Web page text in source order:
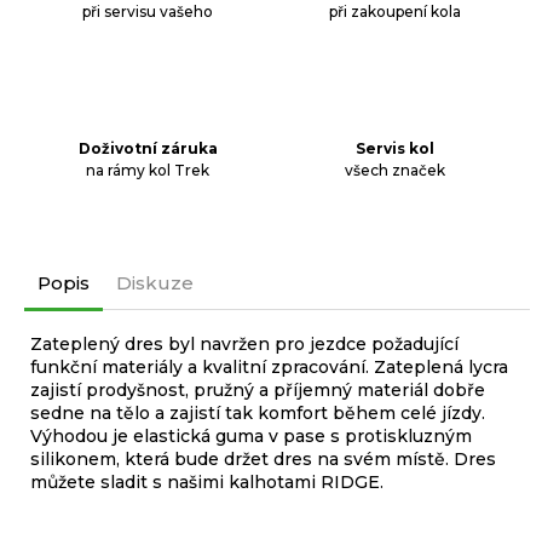
při servisu vašeho
při zakoupení kola
Doživotní záruka
na rámy kol Trek
Servis kol
všech značek
Popis Diskuze
Zateplený dres byl navržen pro jezdce požadující
funkční materiály a kvalitní zpracování. Zateplená lycra
zajistí prodyšnost, pružný a příjemný materiál dobře
sedne na tělo a zajistí tak komfort během celé jízdy.
Výhodou je elastická guma v pase s protiskluzným
silikonem, která bude držet dres na svém místě. Dres
můžete sladit s našimi kalhotami RIDGE.